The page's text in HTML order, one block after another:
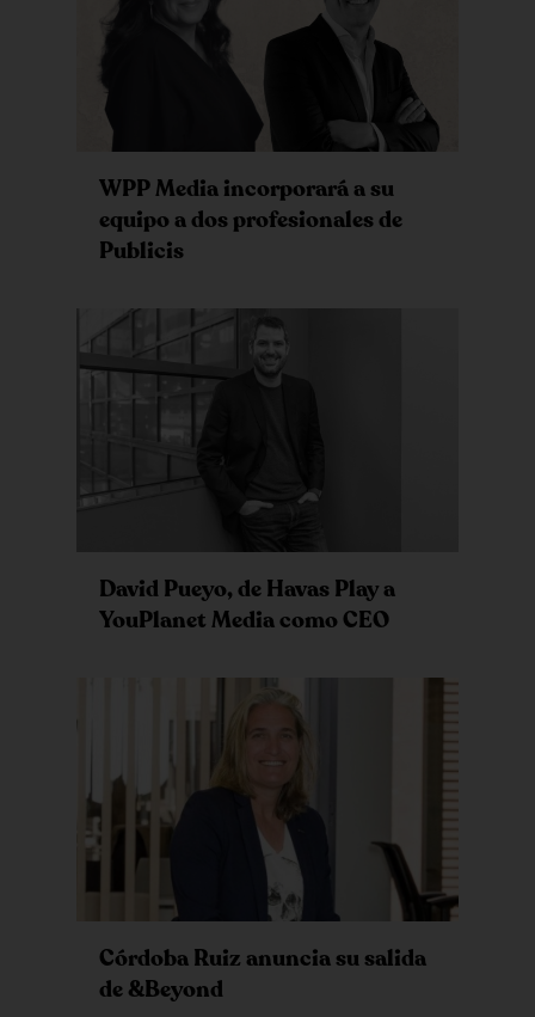
WPP Media incorporará a su
equipo a dos profesionales de
Publicis
David Pueyo, de Havas Play a
YouPlanet Media como CEO
Córdoba Ruiz anuncia su salida
de &Beyond